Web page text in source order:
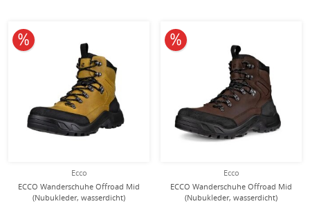
Ecco
ECCO Wanderschuhe Offroad Mid
(Nubukleder, wasserdicht)
10% reduziert
Ecco
ECCO Wanderschuhe Offroad Mid
(Nubukleder, wasserdicht)
10% reduziert